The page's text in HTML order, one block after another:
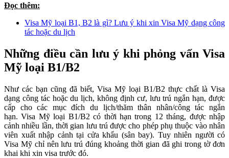
Đọc thêm:
Visa Mỹ loại B1, B2 là gì? Lưu ý khi xin Visa Mỹ dạng công
tác hoặc du lịch
Những điều cần lưu ý khi phỏng vấn Visa
Mỹ loại B1/B2
Như các bạn cũng đã biết, Visa Mỹ loại B1/B2 thực chất là Visa
dạng công tác hoặc du lịch, không định cư, lưu trú ngắn hạn, được
cấp cho các mục đích du lịch/thăm thân nhân/công tác ngắn
hạn. Visa Mỹ loại B1/B2 có thời hạn trong 12 tháng, được nhập
cảnh nhiều lần, thời gian lưu trú được cho phép phụ thuộc vào nhân
viên xuất nhập cảnh tại cửa khẩu (sân bay). Tuy nhiên người có
Visa Mỹ chỉ nên lưu trú đúng khoảng thời gian đã ghi trong tờ đơn
khai khi xin visa trước đó.